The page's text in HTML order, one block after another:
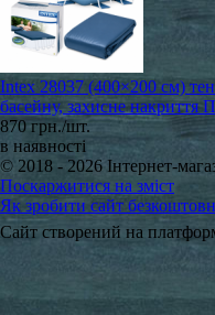
Intex 28037 (400×200 см)
басейну, захисне накриття
870 грн./шт.
в наявності
© 2018 - 2026 Інтернет-
Поскаржитися на зміст
Як зробити сайт
Сайт створений на